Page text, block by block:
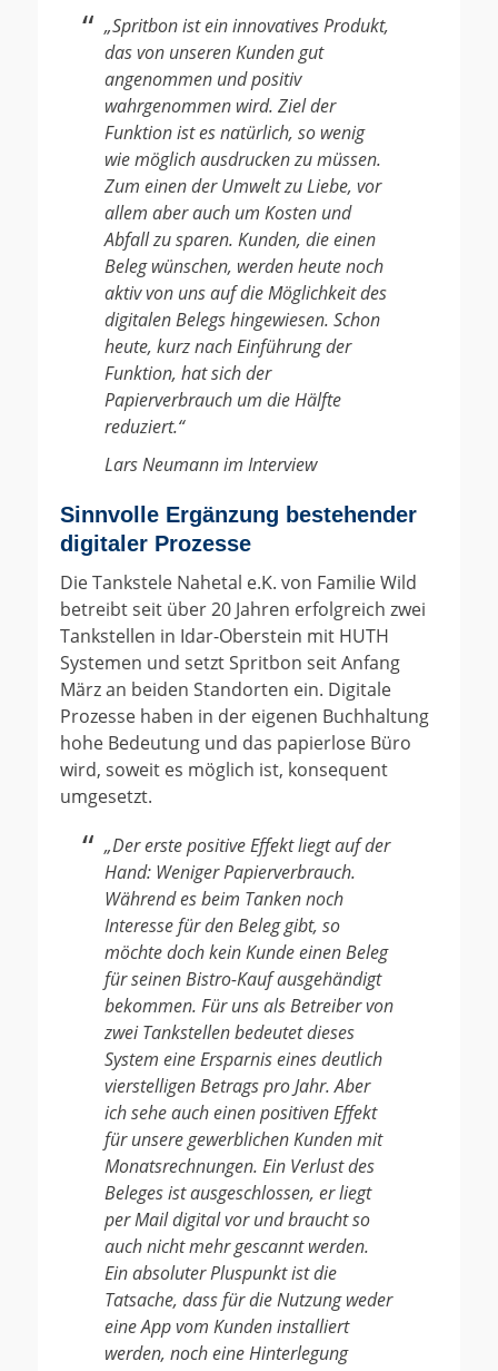
„Spritbon ist ein innovatives Produkt,
das von unseren Kunden gut
angenommen und positiv
wahrgenommen wird. Ziel der
Funktion ist es natürlich, so wenig
wie möglich ausdrucken zu müssen.
Zum einen der Umwelt zu Liebe, vor
allem aber auch um Kosten und
Abfall zu sparen. Kunden, die einen
Beleg wünschen, werden heute noch
aktiv von uns auf die Möglichkeit des
digitalen Belegs hingewiesen. Schon
heute, kurz nach Einführung der
Funktion, hat sich der
Papierverbrauch um die Hälfte
reduziert.“
Lars Neumann im Interview
Sinnvolle Ergänzung bestehender
digitaler Prozesse
Die Tankstele Nahetal e.K. von Familie Wild
betreibt seit über 20 Jahren erfolgreich zwei
Tankstellen in Idar-Oberstein mit HUTH
Systemen und setzt Spritbon seit Anfang
März an beiden Standorten ein. Digitale
Prozesse haben in der eigenen Buchhaltung
hohe Bedeutung und das papierlose Büro
wird, soweit es möglich ist, konsequent
umgesetzt.
„Der erste positive Effekt liegt auf der
Hand: Weniger Papierverbrauch.
Während es beim Tanken noch
Interesse für den Beleg gibt, so
möchte doch kein Kunde einen Beleg
für seinen Bistro-Kauf ausgehändigt
bekommen. Für uns als Betreiber von
zwei Tankstellen bedeutet dieses
System eine Ersparnis eines deutlich
vierstelligen Betrags pro Jahr. Aber
ich sehe auch einen positiven Effekt
für unsere gewerblichen Kunden mit
Monatsrechnungen. Ein Verlust des
Beleges ist ausgeschlossen, er liegt
per Mail digital vor und braucht so
auch nicht mehr gescannt werden.
Ein absoluter Pluspunkt ist die
Tatsache, dass für die Nutzung weder
eine App vom Kunden installiert
werden, noch eine Hinterlegung